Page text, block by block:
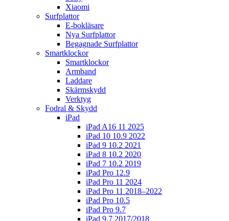
Xiaomi
Surfplattor
E-bokläsare
Nya Surfplattor
Begagnade Surfplattor
Smartklockor
Smartklockor
Armband
Laddare
Skärmskydd
Verktyg
Fodral & Skydd
iPad
iPad A16 11 2025
iPad 10 10.9 2022
iPad 9 10.2 2021
iPad 8 10.2 2020
iPad 7 10.2 2019
iPad Pro 12.9
iPad Pro 11 2024
iPad Pro 11 2018–2022
iPad Pro 10.5
iPad Pro 9.7
iPad 9.7 2017/2018